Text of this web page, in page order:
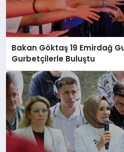
Bakan Göktaş 19 Emirdağ
Gurbetçilerle Buluştu